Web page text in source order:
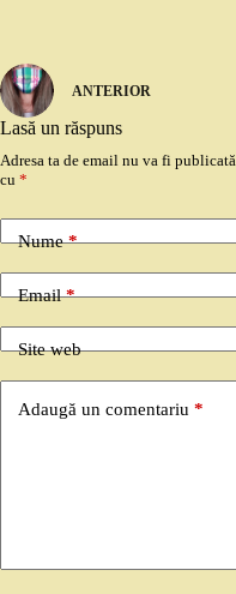
ANTERIOR
Lasă un răspuns
Adresa ta de email nu va fi publicată.
cu *
Nume*
Email*
Site web
Adaugă un comentariu *